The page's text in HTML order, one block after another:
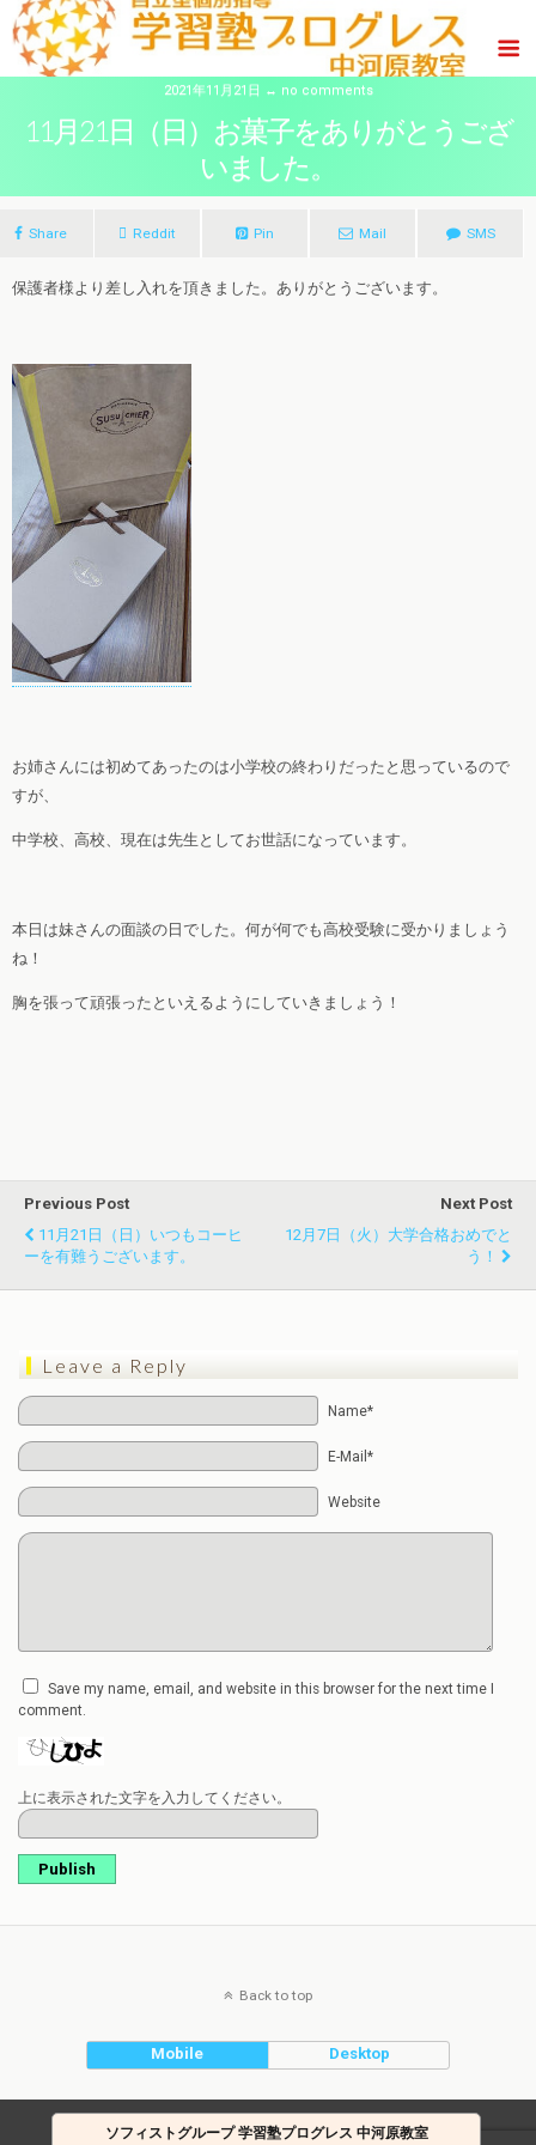
2021年11月21日 ↔ no comments
11月21日（日）お菓子をありがとうござ
いました。
Share Reddit Pin Mail SMS
保護者様より差し入れを頂きました。ありがとうございます。
お姉さんには初めてあったのは小学校の終わりだったと思っているので
すが、
中学校、高校、現在は先生としてお世話になっています。
本日は妹さんの面談の日でした。何が何でも高校受験に受かりましょう
ね！
胸を張って頑張ったといえるようにしていきましょう！
Previous Post
11月21日（日）いつもコーヒ
ーを有難うございます。
Next Post
12月7日（火）大学合格おめでと
う！
Leave a Reply
Name*
E-Mail*
Website
Save my name, email, and website in this browser for the next time I
comment.
上に表示された文字を入力してください。
Publish
Back to top
Mobile Desktop
ソフィストグループ 学習塾プログレス 中河原教室